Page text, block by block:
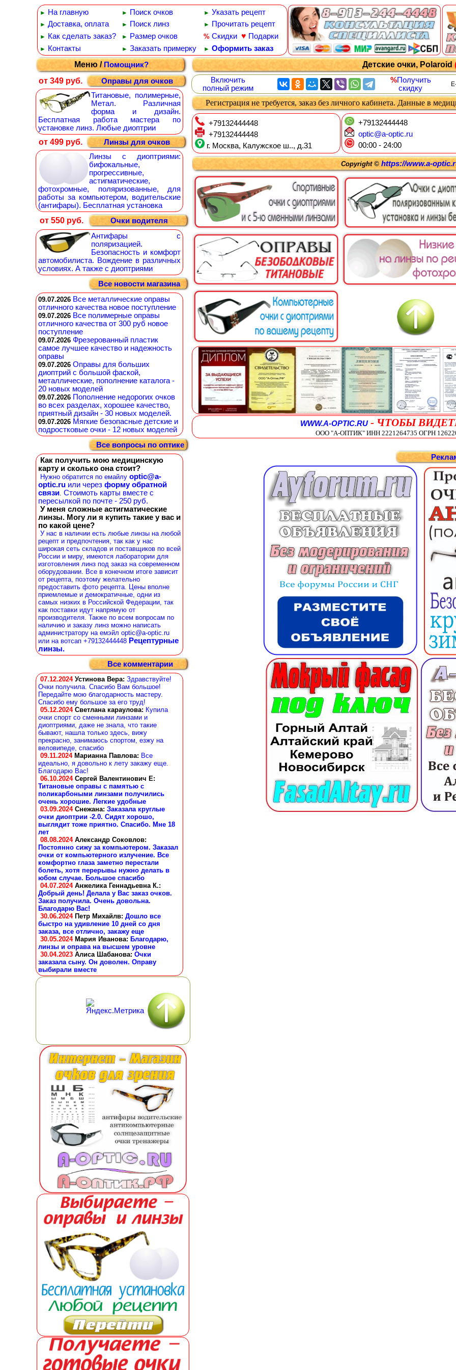
► На главную ► Поиск очков ► Указать рецепт
► Доставка, оплата ► Поиск линз ► Прочитать рецепт
► Как сделать заказ? ► Размер очков % Скидки ♥ Подарки
► Контакты ► Заказать примерку ► Оформить заказ
Меню /Помощник?
от 349 руб.
Оправы для очков
Титановые, полимерные,
Метал. Различная
форма и дизайн.
Бесплатная работа мастера по
установке линз. Любые диоптрии
от 499 руб.
Линзы для очков
Линзы с диоптриями:
бифокальные,
прогрессивные,
астигматические,
фотохромные, поляризованные, для
работы за компьютером, водительские
(антифары). Бесплатная установка
от 550 руб.
Очки водителя
Антифары с
поляризацией.
Безопасность и комфорт
автомобилиста. Вождение в различных
условиях. А также с диоптриями
Все новости магазина
09.07.2026 Все металлические оправы
отличного качества новое поступление
09.07.2026 Все полимерные оправы
отличного качества от 300 руб новое
поступление
09.07.2026 Фрезерованный пластик
самое лучшее качество и надежность
оправы
09.07.2026 Оправы для больших
диоптрий с большой фаской,
металлические, пополнение каталога -
20 новых моделей
09.07.2026 Пополнение недорогих очков
во всех разделах, хорошее качество,
приятный дизайн - 30 новых моделей.
09.07.2026 Мягкие безопасные детские и
подростковые очки - 12 новых моделей
Все вопросы по оптике
Как получить мою медицинскую
карту и сколько она стоит?
Нужно обратится по емайлу optic@a-
optic.ru или через форму обратной
связи. Стоимоть карты вместе с
пересылкой по почте - 250 руб.
У меня сложные астигматические
линзы. Могу ли я купить такие у вас и
по какой цене?
У нас в наличии есть любые линзы на любой
рецепт и предпочтения, так как у нас
широкая сеть складов и поставщиков по всей
России и миру, имеются лаборатории для
изготовления линз под заказ на современном
оборудовании. Все в конечном итоге зависит
от рецепта, поэтому желательно
предоставить фото рецепта. Цены вполне
приемлемые и демократичные, одни из
самых низких в Российской Федерации, так
как поставки идут напрямую от
производителя. Также по всем вопросам по
наличию и заказу линз можно написать
администратору на емэйл optic@a-optic.ru
или на вотсап +79132444448 Рецептурные
линзы.
Все комментарии
07.12.2024 Устинова Вера: Здравствуйте!
Очки получила. Спасибо Вам большое!
Передайте мою благодарность мастеру.
Спасибо ему большое за его труд!
05.12.2024 Светлана караулова: Купила
очки спорт со сменными линзами и
диоптриями, даже не знала, что такие
бывают, нашла только здесь, вижу
прекрасно, занимаюсь спортом, езжу на
веловипеде, спасибо
09.11.2024 Марианна Павлова: Все
идеально, я довольно к лету закажу еще.
Благодарю Вас!
06.10.2024 Сергей Валентинович Е:
Титановые оправы с памятью с
поликарбоными линзами получились
очень хорошие. Легкие удобные
03.09.2024 Снежана: Заказала круглые
очки диоптрии -2.0. Сидят хорошо,
выглядит тоже приятно. Спасибо. Мне 18
лет
08.08.2024 Александр Соковлов:
Постоянно сижу за компьютером. Заказал
очки от компьютерного излучение. Все
комфортно глаза заметно перестали
болеть, хотя перерывы нужно делать в
юбом случае. Большое спасибо
04.07.2024 Анжелика Геннадьевна К.:
Добрый день! Делала у Вас заказ очков.
Заказ получила. Очень довольна.
Благодарю Вас!
30.06.2024 Петр Михайлв: Дошло все
быстро на удивление 10 дней со дня
заказа, все отлично, закажу еще
30.05.2024 Мария Иванова: Благодарю,
линзы и оправа на высшем уровне
30.04.2023 Алиса Шабанова: Очки
заказала сыну. Он доволен. Оправу
выбирали вместе
Детские очки, Polaroid
Включить
полный режим
%Получить
скидку
Регистрация не требуется, заказ без личного кабинета. Данные в
+79132444448
+79132444448
г. Москва, Калужское ш.., д.31
+79132444448
optic@a-optic.ru
00:00 - 24:00
Copyright © https://www.a-
WWW.A-OPTIC.RU - ЧТОБЫ
ООО "А-ОПТИК" ИНН 2221264735 ОГРН